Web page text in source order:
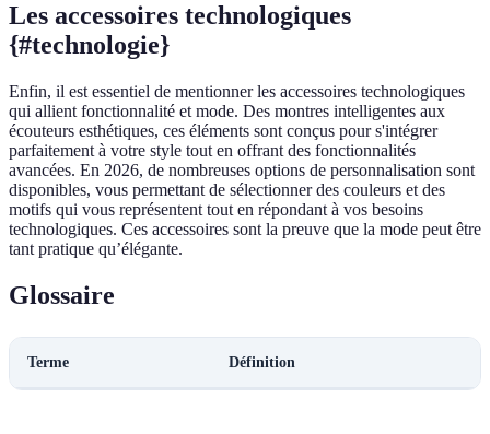
Les accessoires technologiques
{#technologie}
Enfin, il est essentiel de mentionner les accessoires technologiques
qui allient fonctionnalité et mode. Des montres intelligentes aux
écouteurs esthétiques, ces éléments sont conçus pour s'intégrer
parfaitement à votre style tout en offrant des fonctionnalités
avancées. En 2026, de nombreuses options de personnalisation sont
disponibles, vous permettant de sélectionner des couleurs et des
motifs qui vous représentent tout en répondant à vos besoins
technologiques. Ces accessoires sont la preuve que la mode peut être
tant pratique qu’élégante.
Glossaire
Terme Définition